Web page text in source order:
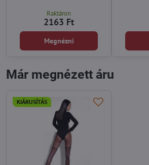
Raktáron
2163 Ft
Megnézni
Már megnézett áru
KIÁRUSÍTÁS